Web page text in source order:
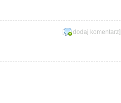
[ dodaj komentarz]